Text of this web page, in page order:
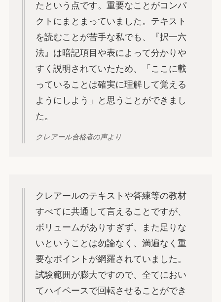
たという点です。重要なことがコンパ
クトにまとまっていました。テキスト
を読むことが苦手な私でも、『択一六
法』は暗記項目や表によって分かりや
すく説明されていたため、「ここに載
っていることは確実に理解して覚える
ようにしよう」と思うことができまし
た。
クレアール合格者の声より
クレアールのテキストや答練等の教材
すべてに共通して言えることですが、
ボリュームがありすぎず、また足りな
いということは勿論なく、満遍なく重
要なポイントが網羅されていました。
試験範囲が膨大ですので、全てにおい
てハイペースで回転させることができ